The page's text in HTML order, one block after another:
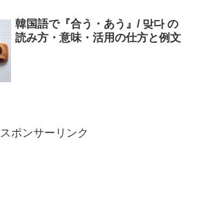
韓国語で『合う・あう』/ 맞다 の
読み方・意味・活用の仕方と例文
スポンサーリンク